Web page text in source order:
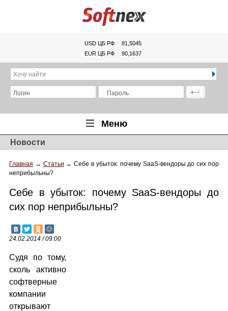
USD ЦБ РФ
81,5045
EUR ЦБ РФ
90,1637
Хочу найти
Логин Пароль
Меню
Главная
Обзоры
Новинки
Новости
Главная → Статьи →Себе в убыток: почему SaaS-вендоры до сих пор
неприбыльны?
Себе в убыток: почему SaaS-вендоры до
сих пор неприбыльны?
24.02.2014 / 09:00
Судя по тому,
сколь активно
софтверные
компании
открывают